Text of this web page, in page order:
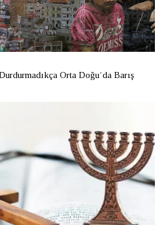
Orta Doğu’da Barış